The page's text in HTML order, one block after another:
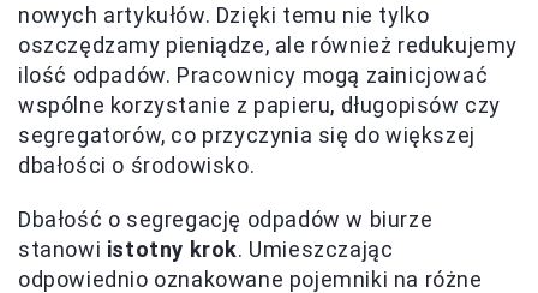
nowych artykułów. Dzięki temu nie tylko
oszczędzamy pieniądze, ale również redukujemy
ilość odpadów. Pracownicy mogą zainicjować
wspólne korzystanie z papieru, długopisów czy
segregatorów, co przyczynia się do większej
dbałości o środowisko.
Dbałość o segregację odpadów w biurze
stanowi istotny krok. Umieszczając
odpowiednio oznakowane pojemniki na różne